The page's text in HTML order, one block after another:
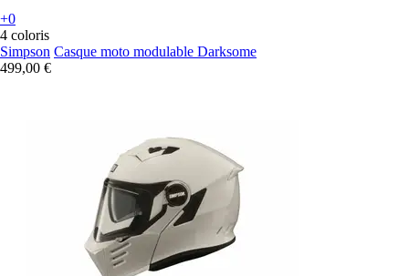
+0
4 coloris
Simpson Casque moto modulable Darksome
499,00 €